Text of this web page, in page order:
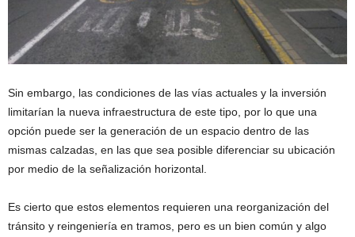
Sin embargo, las condiciones de las vías actuales y la inversión
limitarían la nueva infraestructura de este tipo, por lo que una
opción puede ser la generación de un espacio dentro de las
mismas calzadas, en las que sea posible diferenciar su ubicación
por medio de la señalización horizontal.
Es cierto que estos elementos requieren una reorganización del
tránsito y reingeniería en tramos, pero es un bien común y algo